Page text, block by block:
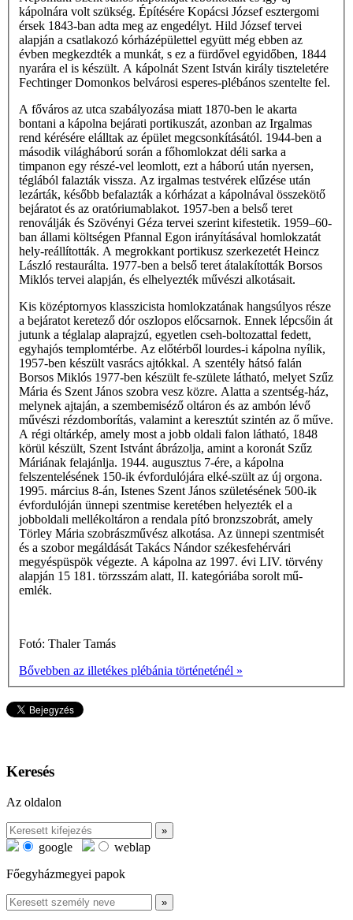
kápolnára volt szükség. Építésére Kopácsi József esztergomi
érsek 1843-ban adta meg az engedélyt. Hild József tervei
alapján a csatlakozó kórházépülettel együtt még ebben az
évben megkezdték a munkát, s ez a fürdővel egyidőben, 1844
nyarára el is készült. A kápolnát Szent István király tiszteletére
Fechtinger Domonkos belvárosi esperes-plébános szentelte fel.
A főváros az utca szabályozása miatt 1870-ben le akarta
bontani a kápolna bejárati portikuszát, azonban az Irgalmas
rend kérésére elálltak az épület megcsonkításától. 1944-ben a
második világháború során a főhomlokzat déli sarka a
timpanon egy részé-vel leomlott, ezt a háború után nyersen,
téglából falazták vissza. Az irgalmas testvérek elűzése után
lezárták, később befalazták a kórházat a kápolnával összekötő
bejáratot és az oratóriumablakot. 1957-ben a belső teret
renoválják és Szövényi Géza tervei szerint kifestetik. 1959–60-
ban állami költségen Pfannal Egon irányításával homlokzatát
hely-reállították. A megrokkant portikusz szerkezetét Heincz
László restaurálta. 1977-ben a belső teret átalakították Borsos
Miklós tervei alapján, és elhelyezték művészi alkotásait.
Kis középtornyos klasszicista homlokzatának hangsúlyos része
a bejáratot keretező dór oszlopos előcsarnok. Ennek lépcsőin át
jutunk a téglalap alaprajzú, egyetlen cseh-boltozattal fedett,
egyhajós templomtérbe. Az előtérből lourdes-i kápolna nyílik,
1957-ben készült vasrács ajtókkal. A szentély hátsó falán
Borsos Miklós 1977-ben készült fe-születe látható, melyet Szűz
Mária és Szent János szobra vesz közre. Alatta a szentség-ház,
melynek ajtaján, a szembemiséző oltáron és az ambón lévő
művészi rézdomborítás, valamint a keresztút szintén az ő műve.
A régi oltárkép, amely most a jobb oldali falon látható, 1848
körül készült, Szent Istvánt ábrázolja, amint a koronát Szűz
Máriának felajánlja. 1944. augusztus 7-ére, a kápolna
felszentelésének 150-ik évfordulójára elké-szült az új orgona.
1995. március 8-án, Istenes Szent János születésének 500-ik
évfordulóján ünnepi szentmise keretében helyezték el a
jobboldali mellékoltáron a rendala­ pító bronzszobrát, amely
Törley Mária szob­rászművész alkotása. Az ünnepi szentmisét
és a szobor megáldását Takács Nándor székesfehérvári
megyéspüspök végezte. A kápolna az 1997. évi LIV. törvény
alapján 15 181. törzsszám alatt, II. kategóriába sorolt mű­
emlék.
Fotó: Thaler Tamás
Bővebben az illetékes plébánia történeténél »
Keresés
Az oldalon
google
weblap
Főegyházmegyei papok